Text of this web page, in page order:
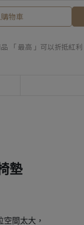
物車
「 最高 」可以折抵紅利
墊
間太大，